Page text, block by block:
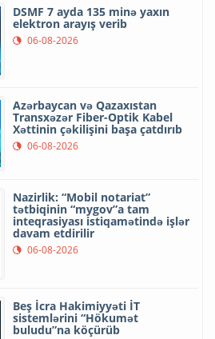
DSMF 7 ayda 135 minə yaxın
elektron arayış verib
06-08-2026
Azərbaycan və Qazaxıstan
Transxəzər Fiber-Optik Kabel
Xəttinin çəkilişini başa çatdırıb
06-08-2026
Nazirlik: “Mobil notariat”
tətbiqinin “mygov”a tam
inteqrasiyası istiqamətində işlər
davam etdirilir
06-08-2026
Beş İcra Hakimiyyəti İT
sistemlərini “Hökumət
buludu”na köçürüb